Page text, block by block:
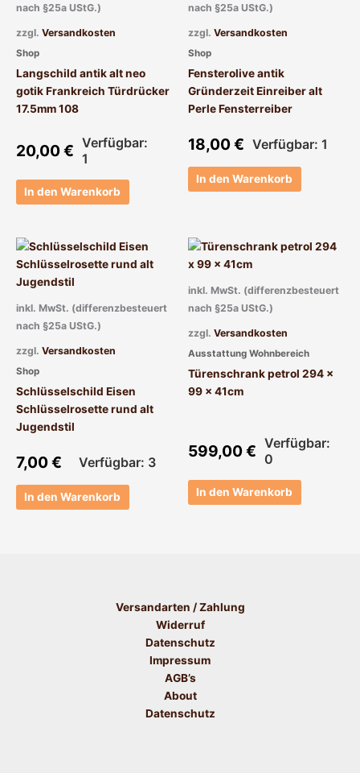
nach §25a UStG.)
zzgl. Versandkosten
Shop
Langschild antik alt neo
gotik Frankreich Türdrücker
17.5mm 108
20,00€ Verfügbar:
1
In den Warenkorb
nach §25a UStG.)
zzgl. Versandkosten
Shop
Fensterolive antik
Gründerzeit Einreiber alt
Perle Fensterreiber
18,00€ Verfügbar: 1
In den Warenkorb
inkl. MwSt. (differenzbesteuert
nach §25a UStG.)
zzgl. Versandkosten
Shop
Schlüsselschild Eisen
Schlüsselrosette rund alt
Jugendstil
7,00€ Verfügbar: 3
In den Warenkorb
inkl. MwSt. (differenzbesteuert
nach §25a UStG.)
zzgl. Versandkosten
Ausstattung Wohnbereich
Türenschrank petrol 294 x
99 x 41cm
599,00€ Verfügbar:
0
In den Warenkorb
Versandarten / Zahlung
Widerruf
Datenschutz
Impressum
AGB’s
About
Datenschutz